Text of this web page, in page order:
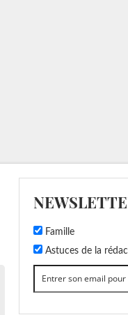
Famille
Astuces de la rédac